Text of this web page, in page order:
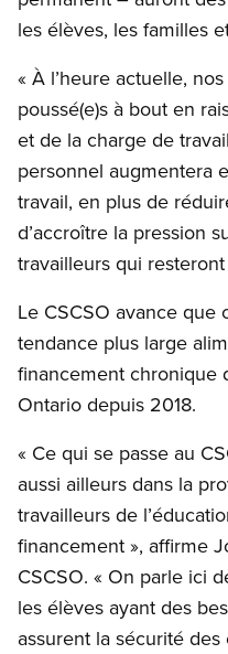
les élèves, les familles
« À l’heure actuelle,
poussé(e)s à bout en
et de la charge de
personnel augmentera
travail, en plus de
d’accroître la pression
travailleurs qui
Le CSCSO avance
tendance plus large
financement chronique
Ontario depuis 2018.
« Ce qui se passe au
aussi ailleurs dans la
travailleurs de
financement », affirme
CSCSO. « On parle ici
les élèves ayant des
assurent la sécurité